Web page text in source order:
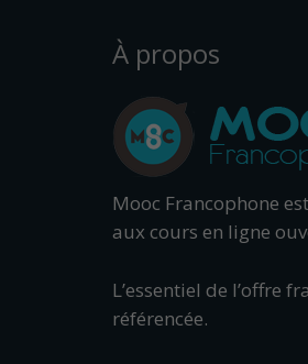
À propos
Mooc Francophone
aux cours en ligne
L’essentiel de l’offre
référencée.